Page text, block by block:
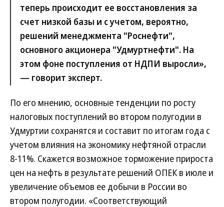
теперь происходит ее восстановления за
счет низкой базы и с учетом, вероятно,
решений менеджмента "Роснефти",
основного акционера "Удмуртнефти". На
этом фоне поступления от НДПИ выросли»,
— говорит эксперт.
По его мнению, основные тенденции по росту
налоговых поступлений во втором полугодии в
Удмуртии сохранятся и составит по итогам года с
учетом влияния на экономику нефтяной отрасли
8-11%. Скажется возможное торможение прироста
цен на нефть в результате решений ОПЕК в июле и
увеличение объемов ее добычи в России во
втором полугодии. «Соответствующий